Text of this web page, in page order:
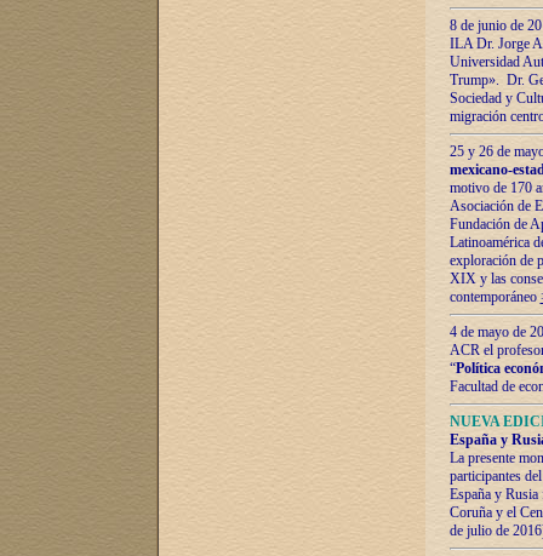
8 de junio de
ILA Dr. Jorge
Universidad
Trump». Dr.
Sociedad y
migración
25 y 26 de
mexicano-
motivo de 170
Asociación de
Fundación de
Latinoamérica
exploración de
XIX y las
contemporáneo
4 de mayo de
ACR el
“Política
Facultad de
NUEVA
España y
La presente
participantes
España y
Coruña y el
de julio de